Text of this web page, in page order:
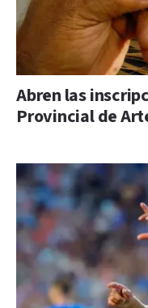
Abren las
Provincial de